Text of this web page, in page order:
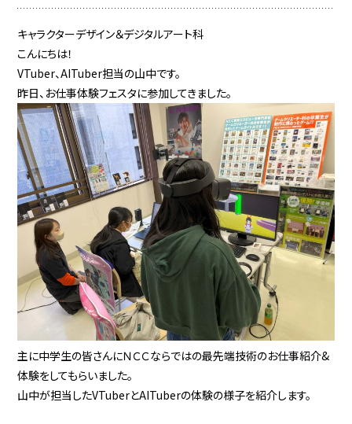
キャラクターデザイン＆デジタルアート科
こんにちは！
VTuber、AITuber担当の山中です。
昨日、お仕事体験フェスタに参加してきました。
主に中学生の皆さんにＮＣＣならではの最先端技術のお仕事紹介&
体験をしてもらいました。
山中が担当したVTuberとAITuberの体験の様子を紹介します。